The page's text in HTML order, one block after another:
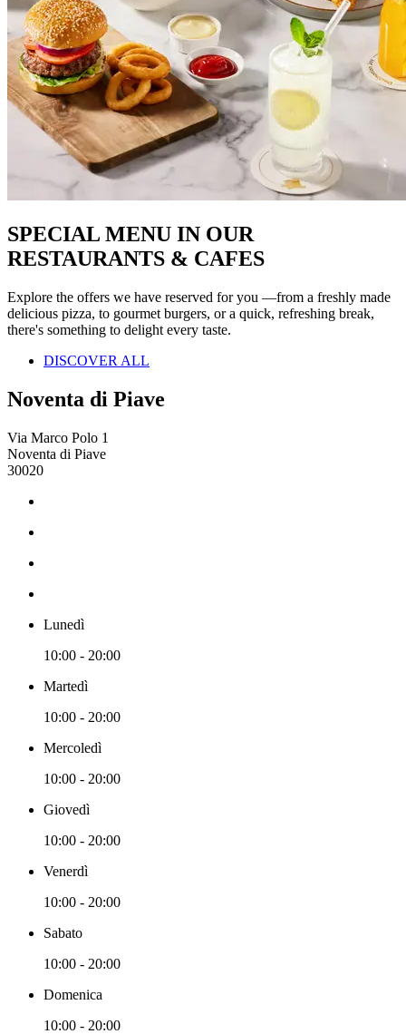
SPECIAL MENU IN OUR
RESTAURANTS & CAFES
Explore the offers we have reserved for you —from a freshly made
delicious pizza, to gourmet burgers, or a quick, refreshing break,
there's something to delight every taste.
DISCOVER ALL
Noventa di Piave
Via Marco Polo 1
Noventa di Piave
30020
Lunedì
10:00 - 20:00
Martedì
10:00 - 20:00
Mercoledì
10:00 - 20:00
Giovedì
10:00 - 20:00
Venerdì
10:00 - 20:00
Sabato
10:00 - 20:00
Domenica
10:00 - 20:00